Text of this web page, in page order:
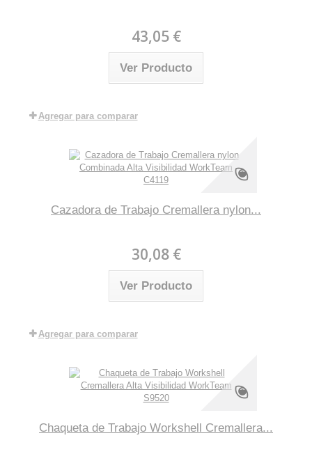
43,05 €
Ver Producto
Agregar para comparar
Cazadora de Trabajo Cremallera nylon...
30,08 €
Ver Producto
Agregar para comparar
Chaqueta de Trabajo Workshell Cremallera...